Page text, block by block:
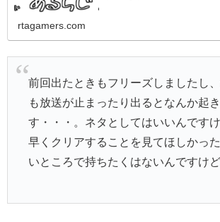
rtagamers.com
前回出たときもフリーズしましたし
も放送が止まったり出るとなんか起
す・・・。ネタとしてはいいんです
早くクリアすることを見てほしかっ
いところで持ちたくはないんですけ